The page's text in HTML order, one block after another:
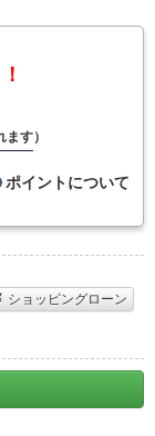
ます）
ポイントについて
ショッピングローン